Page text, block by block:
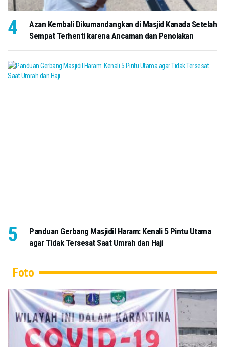
Azan Kembali Dikumandangkan di Masjid Kanada Setelah
Sempat Terhenti karena Ancaman dan Penolakan
Panduan Gerbang Masjidil Haram: Kenali 5 Pintu Utama
agar Tidak Tersesat Saat Umrah dan Haji
Foto